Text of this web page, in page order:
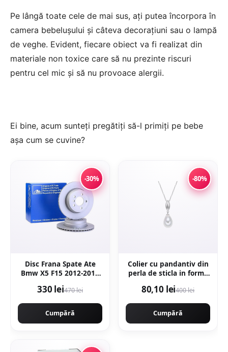
Pe lângă toate cele de mai sus, ați putea încorpora în
camera bebelușului și câteva decorațiuni sau o lampă
de veghe. Evident, fiecare obiect va fi realizat din
materiale non toxice care să nu prezinte riscuri
pentru cel mic și să nu provoace alergii.
Ei bine, acum sunteți pregătiți să-l primiți pe bebe
așa cum se cuvine?
-30%
Disc Frana Spate Ate
Bmw X5 F15 2012-2018
330 lei470 lei
Cumpără
-80%
Colier cu pandantiv din
perla de sticla in forma
Alb/Argintiu
80,10 lei400 lei
Cumpără